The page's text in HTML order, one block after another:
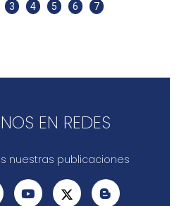
3 4 5 6 7
EN REDES
nuestras publicaciones